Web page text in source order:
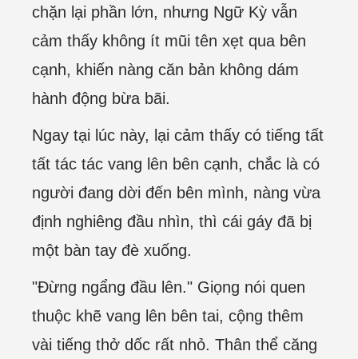
chặn lại phần lớn, nhưng Ngữ Kỳ vẫn
cảm thấy không ít mũi tên xẹt qua bên
cạnh, khiến nàng căn bản không dám
hành động bừa bãi.
Ngay tại lúc này, lại cảm thấy có tiếng tất
tất tác tác vang lên bên cạnh, chắc là có
người đang dời đến bên mình, nàng vừa
định nghiêng đầu nhìn, thì cái gáy đã bị
một bàn tay đè xuống.
"Đừng ngẩng đầu lên." Giọng nói quen
thuộc khẽ vang lên bên tai, cộng thêm
vài tiếng thở dốc rất nhỏ. Thân thể căng